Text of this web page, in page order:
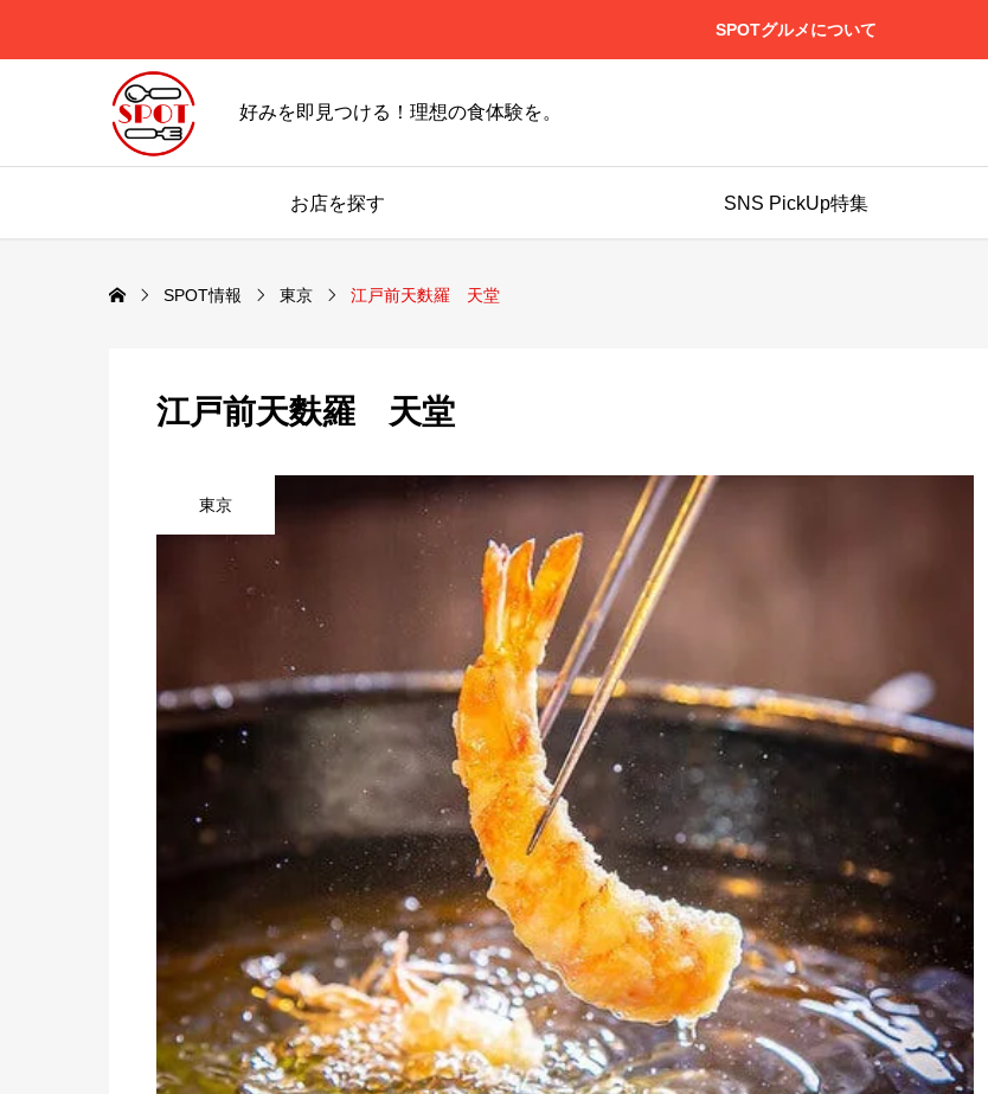
SPOTグルメについて
好みを即見つける！理想の食体験を。
お店を探す SNS PickUp特集
SPOT情報 東京 江戸前天麩羅 天堂
江戸前天麩羅 天堂
東京